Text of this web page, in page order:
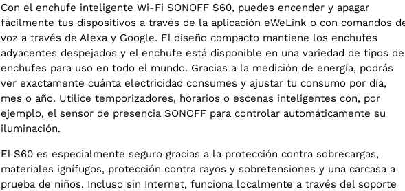
Con el enchufe inteligente Wi-Fi SONOFF S60, puedes encender y apagar
fácilmente tus dispositivos a través de la aplicación eWeLink o con comandos
voz a través de Alexa y Google. El diseño compacto mantiene los enchufes
adyacentes despejados y el enchufe está disponible en una variedad de tipos de
enchufes para uso en todo el mundo. Gracias a la medición de energía, podrás
ver exactamente cuánta electricidad consumes y ajustar tu consumo por día,
mes o año. Utilice temporizadores, horarios o escenas inteligentes con, por
ejemplo, el sensor de presencia SONOFF para controlar automáticamente su
iluminación.
El S60 es especialmente seguro gracias a la protección contra sobrecargas,
materiales ignífugos, protección contra rayos y sobretensiones y una carcasa a
prueba de niños. Incluso sin Internet, funciona localmente a través del soporte